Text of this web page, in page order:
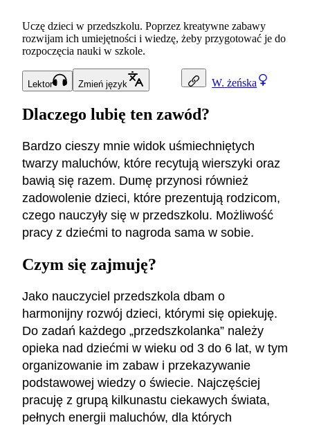
W. żeńska
Uczę dzieci w przedszkolu. Poprzez kreatywne zabawy
rozwijam ich umiejętności i wiedzę, żeby przygotować je do
rozpoczęcia nauki w szkole.
Lektor Zmień język
Dlaczego lubię ten zawód?
Bardzo cieszy mnie widok uśmiechniętych
twarzy maluchów, które recytują wierszyki oraz
bawią się razem. Dumę przynosi również
zadowolenie dzieci, które prezentują rodzicom,
czego nauczyły się w przedszkolu. Możliwość
pracy z dziećmi to nagroda sama w sobie.
Czym się zajmuję?
Jako nauczyciel przedszkola dbam o
harmonijny rozwój dzieci, którymi się opiekuję.
Do zadań każdego „przedszkolanka” należy
opieka nad dziećmi w wieku od 3 do 6 lat, w tym
organizowanie im zabaw i przekazywanie
podstawowej wiedzy o świecie. Najczęściej
pracuję z grupą kilkunastu ciekawych świata,
pełnych energii maluchów, dla których